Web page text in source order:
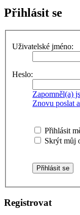
Přihlásit se
Uživatelské jméno:
Heslo:
Zapomněl(a)
Znovu poslat
Přihlásit
Skrýt můj
Registrovat